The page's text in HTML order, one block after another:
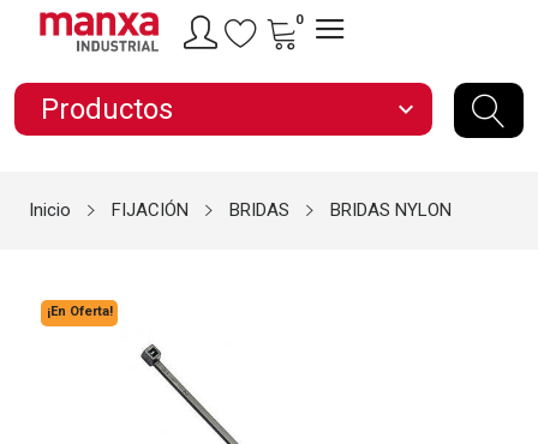
0
Productos expand_more
Inicio FIJACIÓN BRIDAS BRIDAS NYLON
¡En Oferta!